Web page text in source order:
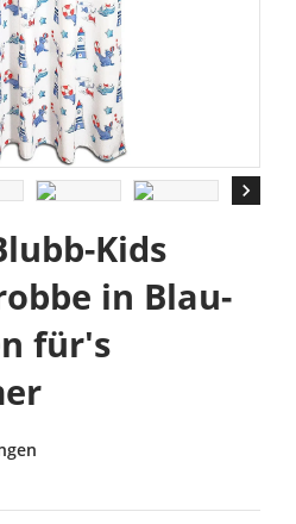

Kids
in Blau-
für's